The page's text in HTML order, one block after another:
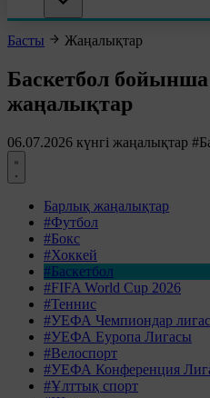
Басты Жаңалықтар
Баскетбол бойынша
жаңалықтар
06.07.2026 күнгі жаңалықтар
Барлық жаңалықтар
#Футбол
#Бокс
#Хоккей
#Баскетбол
#FIFA World Cup 2026
#Теннис
#УЕФА Чемпиондар
#УЕФА Еуропа Лигасы
#Велоспорт
#УЕФА Конференция
#Ұлттық спорт